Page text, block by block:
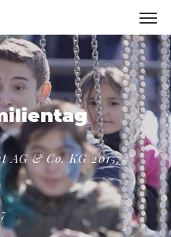
AG & Co. KG 2015,